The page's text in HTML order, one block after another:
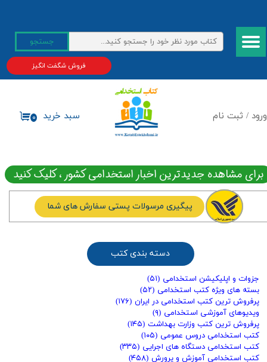
ورود / ثبت نام
حساب کاربری من
تغییر گذر واژه
سفارشات
جستجو
۰ سبد خرید
فروش شگفت انگیز
برای مشاهده جدیدترین اخبار استخدامی کشور ، کلیک کنید
پیگیری مرسولات پستی سفارش های شما
جزوات و اپلیکیشن استخدامی (۵۱)
بسته های ویژه کتب استخدامی (۵۲)
پرفروش ترین کتب استخدامی در ایران (۱۷۶)
ویدیوهای آموزشی استخدامی (۹)
پرفروش ترین کتب وزارت بهداشت (۱۴۵)
کتب استخدامی دروس عمومی (۱۰۵)
کتب استخدامی دستگاه های اجرایی (۳۳۵)
کتب استخدامی آموزش و پرورش (۴۵۸)
دسته بندی کتب